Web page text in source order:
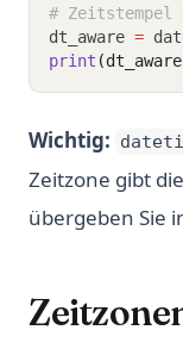
# Zeitstempel
dt_aware =
print
Wichtig:
Zeitzone gibt
übergeben Sie